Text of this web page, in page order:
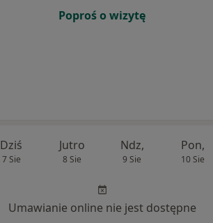
Poproś o wizytę
Dziś
7 Sie
Jutro
8 Sie
Ndz,
9 Sie
Pon,
10 Sie
Umawianie online nie jest dostępne